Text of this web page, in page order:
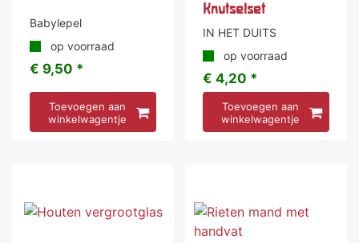
Babylepel
op voorraad
€ 9,50 *
Toevoegen aan
winkelwagentje
Knutselset
IN HET DUITS
op voorraad
€ 4,20 *
Toevoegen aan
winkelwagentje